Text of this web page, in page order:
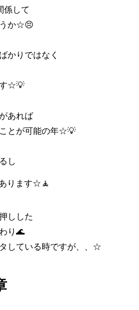
係して
か☆😣
かりではなく
☆💡
あれば
とが可能の年☆💡
し
ります☆🧘
しした
り🌊
している時ですが、、☆